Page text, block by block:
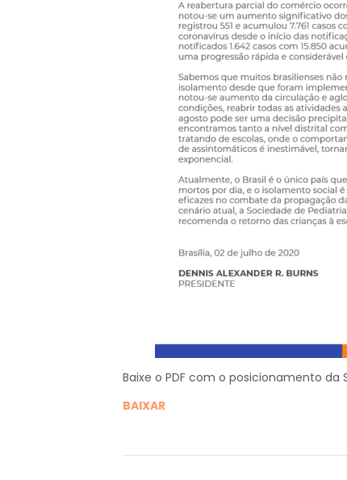
Baixe o PDF com o posicionamento da
BAIXAR